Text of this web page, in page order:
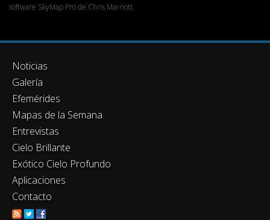
software SkyMap Pro de Chris Marriott.
Noticias
Galería
Efemérides
Mapas de la Semana
Entrevistas
Cielo Brillante
Exótico Cielo Profundo
Aplicaciones
Contacto